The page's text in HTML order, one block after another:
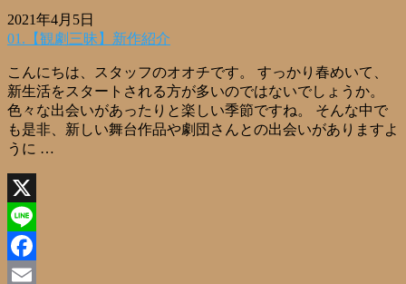
2021年4月5日
01.【観劇三昧】新作紹介
こんにちは、スタッフのオオチです。 すっかり春めいて、
新生活をスタートされる方が多いのではないでしょうか。
色々な出会いがあったりと楽しい季節ですね。 そんな中で
も是非、新しい舞台作品や劇団さんとの出会いがありますよ
うに …
X
Line
Facebook